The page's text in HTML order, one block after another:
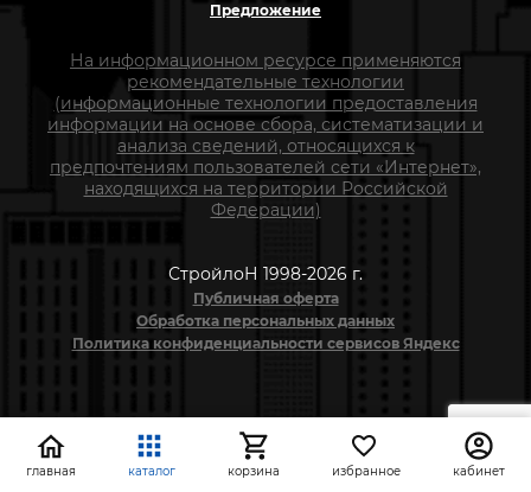
Предложение
На информационном ресурсе применяются
рекомендательные технологии
(информационные технологии предоставления
информации на основе сбора, систематизации и
анализа сведений, относящихся к
предпочтениям пользователей сети «Интернет»,
находящихся на территории Российской
Федерации)
СтройлоН 1998-2026 г.
Публичная оферта
Обработка персональных данных
Политика конфиденциальности сервисов Яндекс
главная каталог корзина избранное кабинет